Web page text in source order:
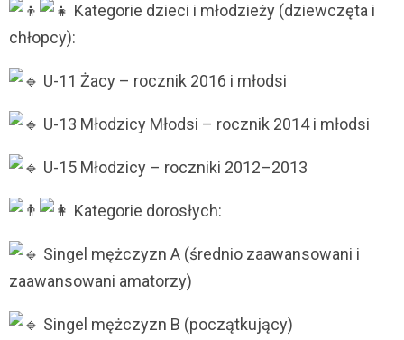
Kategorie dzieci i młodzieży (dziewczęta i
chłopcy):
U-11 Żacy – rocznik 2016 i młodsi
U-13 Młodzicy Młodsi – rocznik 2014 i młodsi
U-15 Młodzicy – roczniki 2012–2013
Kategorie dorosłych:
Singel mężczyzn A (średnio zaawansowani i
zaawansowani amatorzy)
Singel mężczyzn B (początkujący)